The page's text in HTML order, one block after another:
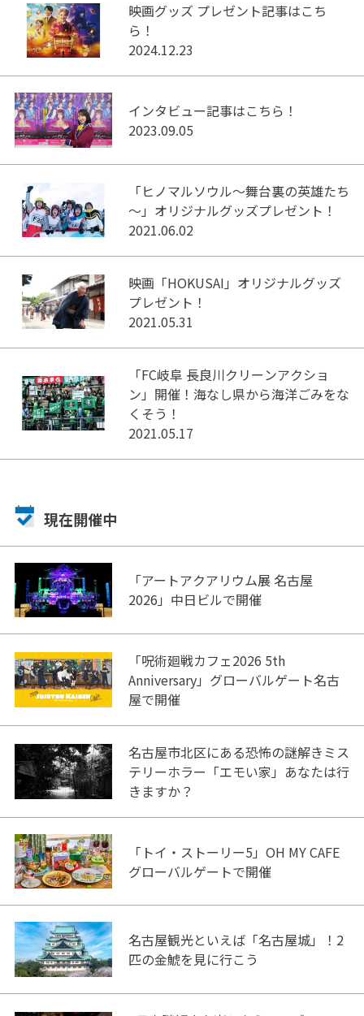
映画グッズ プレゼント記事はこち
ら！
2024.12.23
インタビュー記事はこちら！
2023.09.05
「ヒノマルソウル～舞台裏の英雄たち
～」オリジナルグッズプレゼント！
2021.06.02
映画「HOKUSAI」オリジナルグッズ
プレゼント！
2021.05.31
「FC岐阜 長良川クリーンアクショ
ン」開催！海なし県から海洋ごみをな
くそう！
2021.05.17
現在開催中
「アートアクアリウム展 名古屋
2026」中日ビルで開催
「呪術廻戦カフェ2026 5th
Anniversary」グローバルゲート名古
屋で開催
名古屋市北区にある恐怖の謎解きミス
テリーホラー「エモい家」あなたは行
きますか？
「トイ・ストーリー5」OH MY CAFE
グローバルゲートで開催
名古屋観光といえば「名古屋城」！2
匹の金鯱を見に行こう